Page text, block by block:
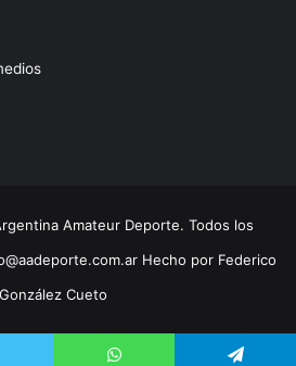
Amateur Deporte. Todos los
Hecho por Federico
González Cueto